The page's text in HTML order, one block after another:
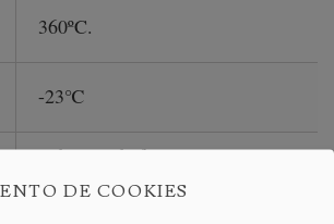
360ºC.
-23℃
todo tipo de fuegos
verde juniper
DE COOKIES